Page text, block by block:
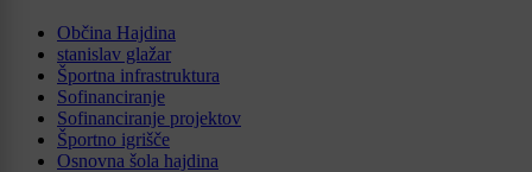
Občina Hajdina
stanislav glažar
Športna infrastruktura
Sofinanciranje
Sofinanciranje projektov
Športno igrišče
Osnovna šola hajdina